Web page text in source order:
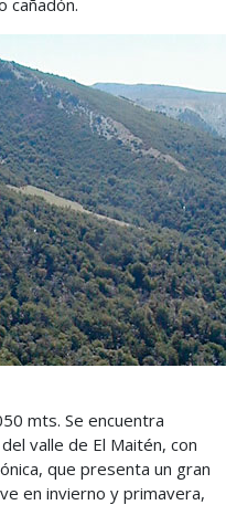
cañadón.
mts. Se encuentra
valle de El Maitén, con
que presenta un gran
en invierno y primavera,